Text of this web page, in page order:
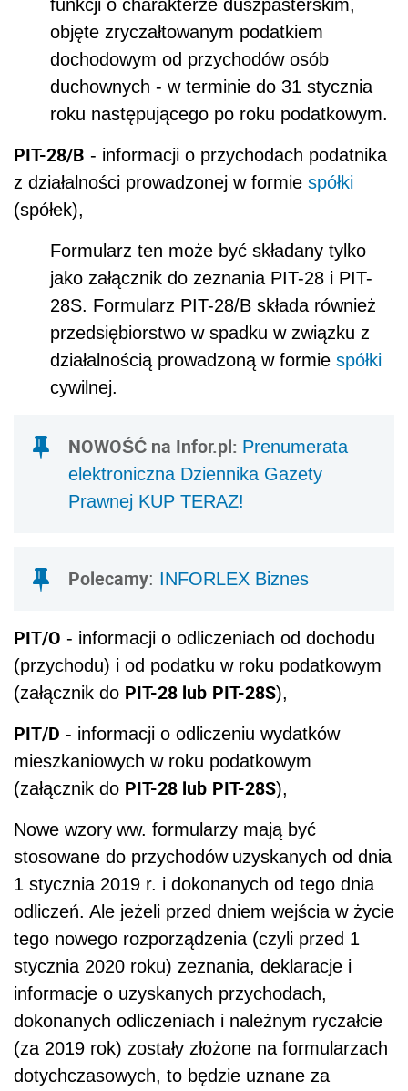
funkcji o charakterze duszpasterskim,
objęte zryczałtowanym podatkiem
dochodowym od przychodów osób
duchownych - w terminie do 31 stycznia
roku następującego po roku podatkowym.
PIT-28/B - informacji o przychodach podatnika
z działalności prowadzonej w formie spółki
(spółek),
Formularz ten może być składany tylko
jako załącznik do zeznania PIT-28 i PIT-
28S. Formularz PIT-28/B składa również
przedsiębiorstwo w spadku w związku z
działalnością prowadzoną w formie spółki
cywilnej.
NOWOŚĆ na Infor.pl: Prenumerata
elektroniczna Dziennika Gazety
Prawnej KUP TERAZ!
Polecamy: INFORLEX Biznes
PIT/O - informacji o odliczeniach od dochodu
(przychodu) i od podatku w roku podatkowym
(załącznik do PIT-28 lub PIT-28S),
PIT/D - informacji o odliczeniu wydatków
mieszkaniowych w roku podatkowym
(załącznik do PIT-28 lub PIT-28S),
Nowe wzory ww. formularzy mają być
stosowane do przychodów uzyskanych od dnia
1 stycznia 2019 r. i dokonanych od tego dnia
odliczeń. Ale jeżeli przed dniem wejścia w życie
tego nowego rozporządzenia (czyli przed 1
stycznia 2020 roku) zeznania, deklaracje i
informacje o uzyskanych przychodach,
dokonanych odliczeniach i należnym ryczałcie
(za 2019 rok) zostały złożone na formularzach
dotychczasowych, to będzie uznane za